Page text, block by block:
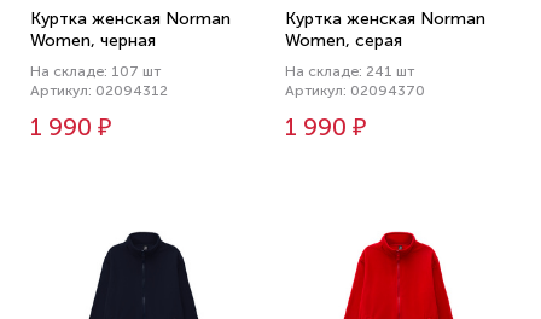
Куртка женская Norman
Women, черная
На складе: 107 шт
Артикул: 02094312
1 990 ₽
Куртка женская Norman
Women, серая
На складе: 241 шт
Артикул: 02094370
1 990 ₽